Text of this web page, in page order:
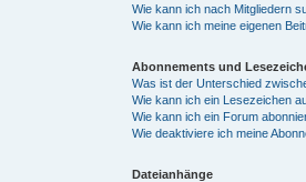
Wie kann ich nach Mitgliedern
Wie kann ich meine eigenen
Abonnements und
Was ist der Unterschied
Wie kann ich ein Lesezeichen
Wie kann ich ein Forum
Wie deaktiviere ich meine
Dateianhänge